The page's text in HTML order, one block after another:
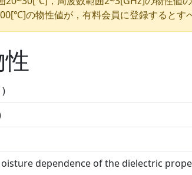
の物性値が，有料会員に登録するとす
)
dependence of the dielectric